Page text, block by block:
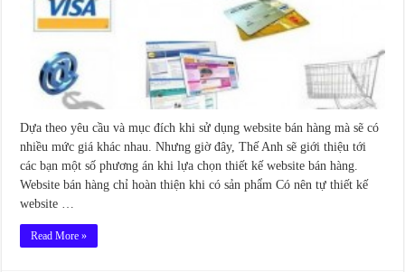
Dựa theo yêu cầu và mục đích khi sử dụng website bán hàng mà sẽ có
nhiều mức giá khác nhau. Nhưng giờ đây, Thế Anh sẽ giới thiệu tới
các bạn một số phương án khi lựa chọn thiết kế website bán hàng.
Website bán hàng chỉ hoàn thiện khi có sản phẩm Có nên tự thiết kế
website …
Read More »